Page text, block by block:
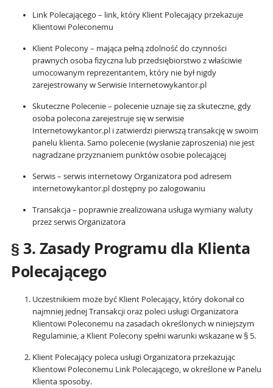
Link Polecającego – link, który Klient Polecający przekazuje
Klientowi Poleconemu
Klient Polecony – mająca pełną zdolność do czynności
prawnych osoba fizyczna lub przedsiębiorstwo z właściwie
umocowanym reprezentantem, który nie był nigdy
zarejestrowany w Serwisie Internetowykantor.pl
Skuteczne Polecenie – polecenie uznaje się za skuteczne, gdy
osoba polecona zarejestruje się w serwisie
Internetowykantor.pl i zatwierdzi pierwszą transakcję w swoim
panelu klienta. Samo polecenie (wysłanie zaproszenia) nie jest
nagradzane przyznaniem punktów osobie polecającej
Serwis – serwis internetowy Organizatora pod adresem
internetowykantor.pl dostępny po zalogowaniu
Transakcja – poprawnie zrealizowana usługa wymiany waluty
przez serwis Organizatora
§ 3. Zasady Programu dla Klienta
Polecającego
Uczestnikiem może być Klient Polecający, który dokonał co
najmniej jednej Transakcji oraz poleci usługi Organizatora
Klientowi Poleconemu na zasadach określonych w niniejszym
Regulaminie, a Klient Polecony spełni warunki wskazane w § 5.
Klient Polecający poleca usługi Organizatora przekazując
Klientowi Poleconemu Link Polecającego, w określone w Panelu
Klienta sposoby.